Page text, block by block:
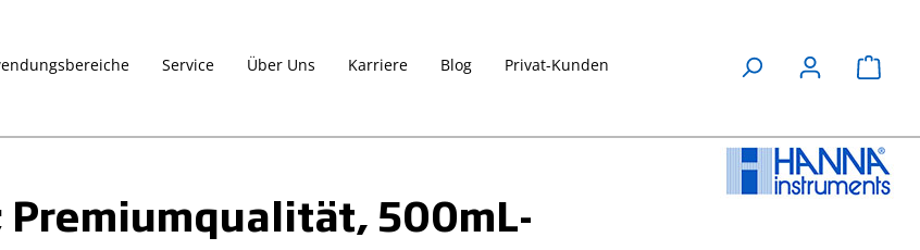
Service Über Uns Karriere Blog Privat-Kunden
500mL-